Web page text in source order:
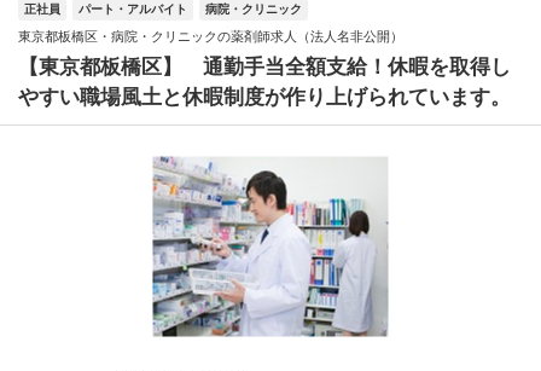
正社員 パート・アルバイト 病院・クリニック
東京都板橋区・病院・クリニックの薬剤師求人（法人名非公開）
【東京都板橋区】 通勤手当全額支給！休暇を取得し
やすい職場風土と休暇制度が作り上げられています。